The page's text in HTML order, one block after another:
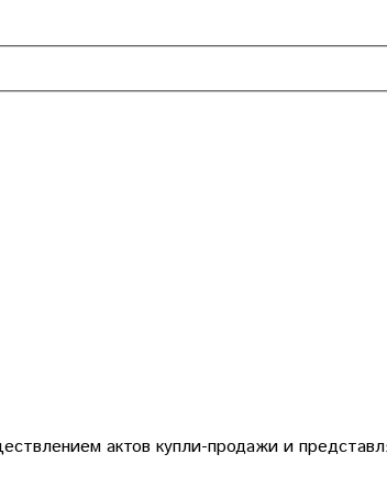
актов купли-продажи и